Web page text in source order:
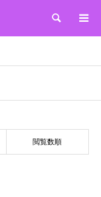
検索
閲覧数順